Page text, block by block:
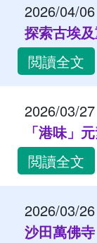
2026/04/06
探索古埃
閲讀全文
2026/03/27
「港味」
閲讀全文
2026/03/26
沙田萬佛寺